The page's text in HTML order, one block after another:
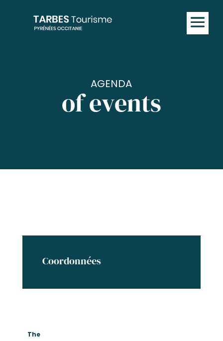
AGENDA
of events
Coordonnées
The